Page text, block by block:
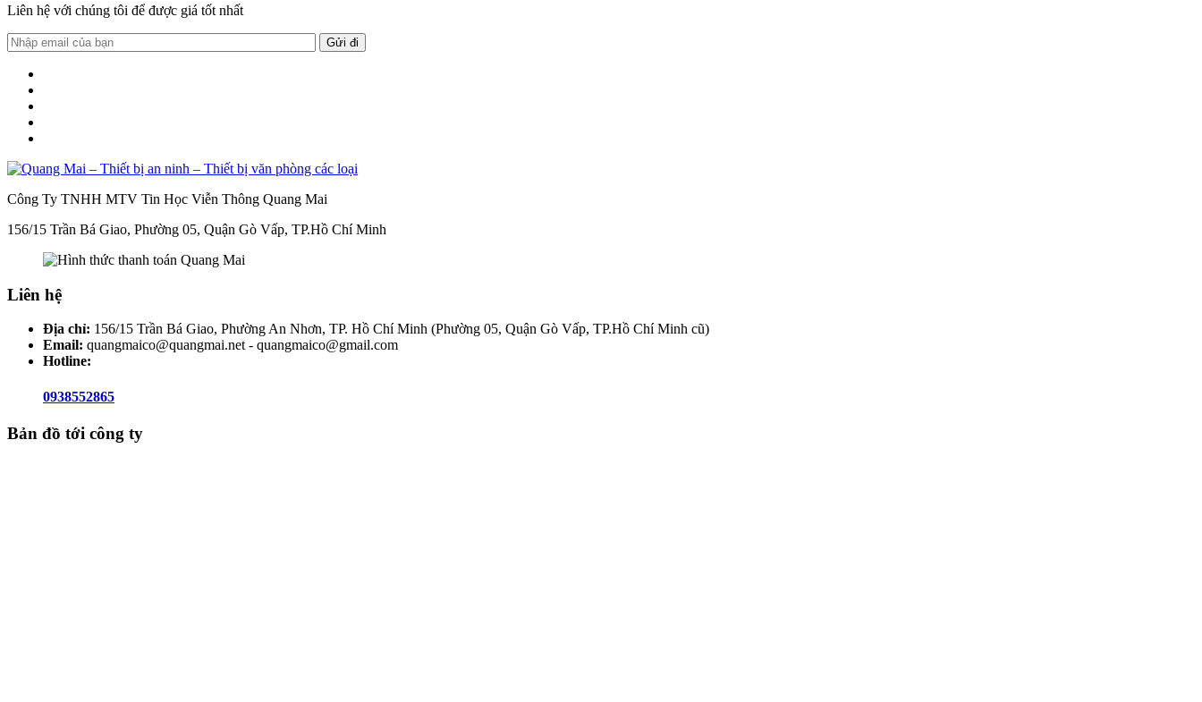
Liên hệ với chúng tôi để được giá tốt nhất
Công Ty TNHH MTV Tin Học Viễn Thông Quang Mai
156/15 Trần Bá Giao, Phường 05, Quận Gò Vấp, TP.Hồ Chí Minh
Liên hệ
Địa chỉ: 156/15 Trần Bá Giao, Phường An Nhơn, TP. Hồ Chí Minh (Phường 05, Quận Gò Vấp, TP.Hồ Chí Minh cũ)
Email: quangmaico@quangmai.net - quangmaico@gmail.com
Hotline:
0938552865
Bản đồ tới công ty